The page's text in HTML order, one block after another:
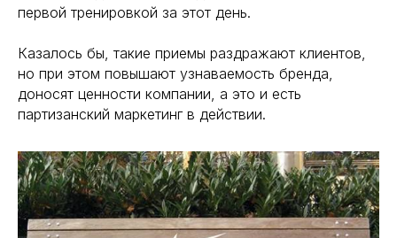
первой тренировкой за этот день.
Казалось бы, такие приемы раздражают клиентов,
но при этом повышают узнаваемость бренда,
доносят ценности компании, а это и есть
партизанский маркетинг в действии.